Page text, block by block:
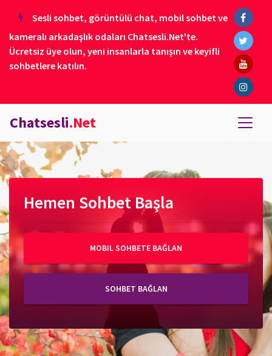
Sesli sohbet, görüntülü chat, mobil sohbet ve
kameralı arkadaşlık odaları Chatsesli.Net'te.
Ücretsiz üye olun, yeni insanlarla tanışın ve keyifli
sohbetlere katılın.
Chatsesli.Net
Hemen Sohbet Başla
MOBIL SOHBETE BAĞLAN
SOHBET BAĞLAN